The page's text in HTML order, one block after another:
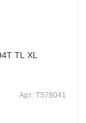
TL XL
Арт: TS78041